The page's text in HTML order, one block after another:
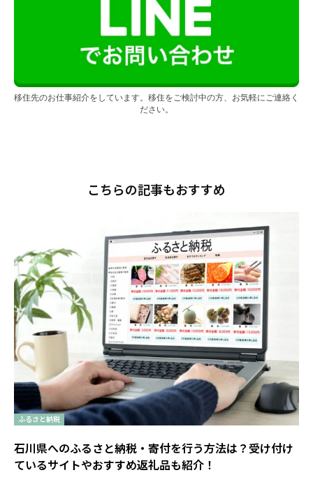
移住先のお仕事紹介をしています。移住をご検討中の方、お気軽にご連絡く
ださい。
こちらの記事もおすすめ
ふるさと納税
石川県へのふるさと納税・寄付を行う方法は？受け付け
ているサイトやおすすめ返礼品も紹介！